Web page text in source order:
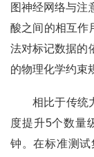
图神经网络与注
酸之间的相互作
法对标记数据的
的物理化学约束
相比于传统力
度提升5个数量
钟。在标准测试